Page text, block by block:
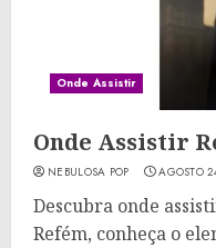
Onde Assistir
Onde Assistir
NEBULOSA POP AGOSTO
Descubra onde
Refém, conheça o